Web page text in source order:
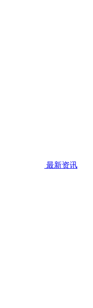
最新资讯